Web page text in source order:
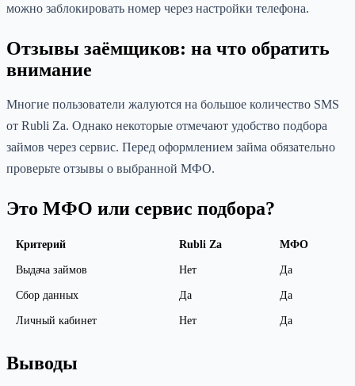
можно заблокировать номер через настройки телефона.
Отзывы заёмщиков: на что обратить
внимание
Многие пользователи жалуются на большое количество SMS
от Rubli Za. Однако некоторые отмечают удобство подбора
займов через сервис. Перед оформлением займа обязательно
проверьте отзывы о выбранной МФО.
Это МФО или сервис подбора?
Критерий Rubli Za МФО
Выдача займов Нет Да
Сбор данных Да Да
Личный кабинет Нет Да
Выводы